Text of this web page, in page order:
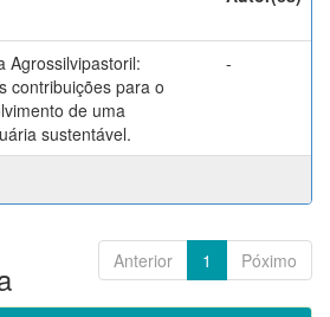
Agrossilvipastoril:
contribuições para o
de uma
sustentável.
-
Anterior 1 Póximo